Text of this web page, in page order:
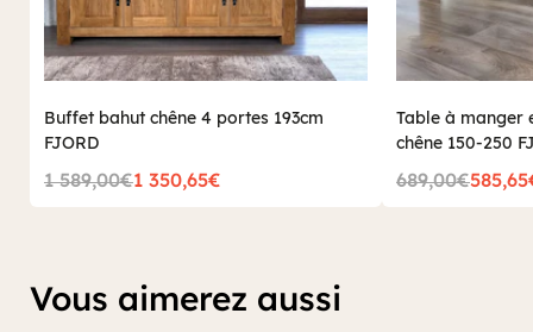
Buffet bahut chêne 4 portes 193cm
FJORD
1 589,00€1 350,65€
Table à manger
chêne 150-250
689,00€
Vous aimerez aussi